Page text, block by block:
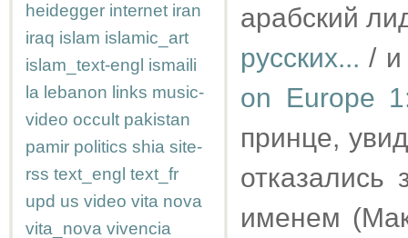
heidegger internet iran
iraq islam islamic_art
islam_text-engl ismaili
la lebanon links music-
video occult pakistan
pamir politics shia site-
rss text_engl text_fr
upd us video vita nova
vita_nova vivencia
арабский
русских... / и
on Europe
принце,
отказались
именем